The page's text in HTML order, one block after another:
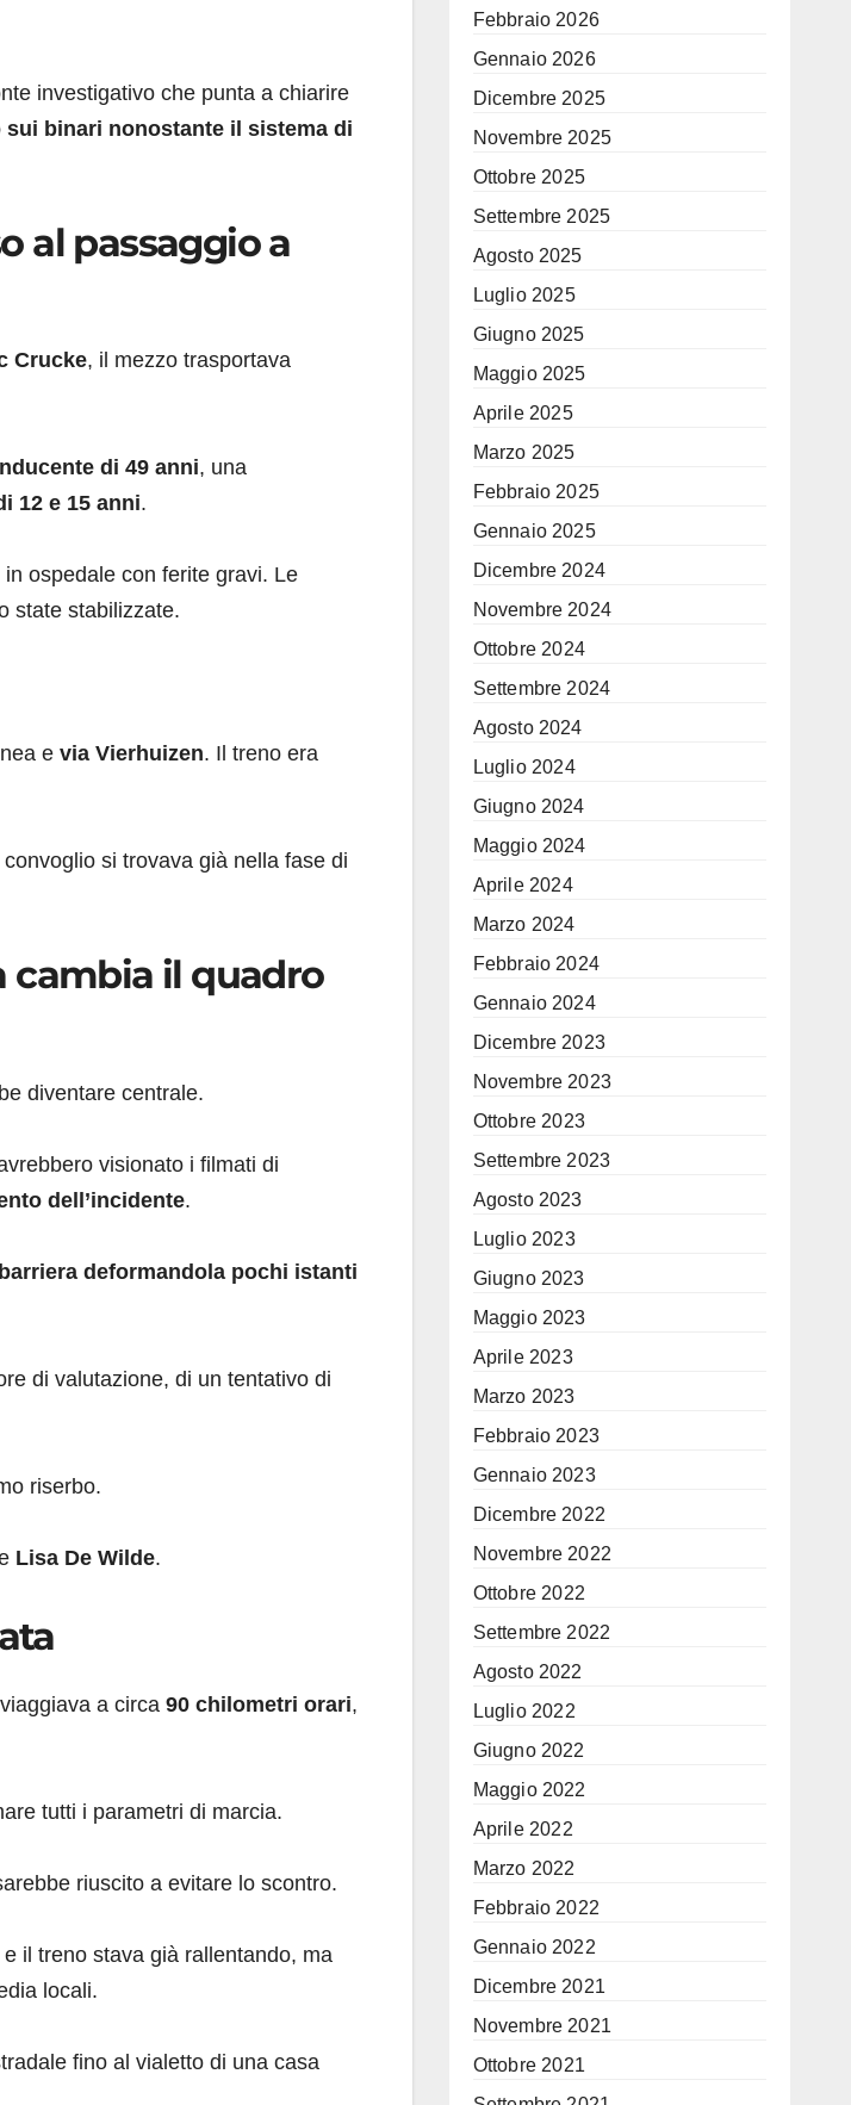
investigativo che punta a chiarire
binari nonostante il sistema di
al passaggio a
Crucke, il mezzo trasportava
di 49 anni, una
12 e 15 anni.
ospedale con ferite gravi. Le
state stabilizzate.
e via Vierhuizen. Il treno era
si trovava già nella fase di
cambia il quadro
diventare centrale.
visionato i filmati di
dell’incidente.
deformandola pochi istanti
di valutazione, di un tentativo di
riserbo.
Lisa De Wilde.
a circa 90 chilometri orari,
tutti i parametri di marcia.
riuscito a evitare lo scontro.
il treno stava già rallentando, ma
locali.
fino al vialetto di una casa
Febbraio 2026
Gennaio 2026
Dicembre 2025
Novembre 2025
Ottobre 2025
Settembre 2025
Agosto 2025
Luglio 2025
Giugno 2025
Maggio 2025
Aprile 2025
Marzo 2025
Febbraio 2025
Gennaio 2025
Dicembre 2024
Novembre 2024
Ottobre 2024
Settembre 2024
Agosto 2024
Luglio 2024
Giugno 2024
Maggio 2024
Aprile 2024
Marzo 2024
Febbraio 2024
Gennaio 2024
Dicembre 2023
Novembre 2023
Ottobre 2023
Settembre 2023
Agosto 2023
Luglio 2023
Giugno 2023
Maggio 2023
Aprile 2023
Marzo 2023
Febbraio 2023
Gennaio 2023
Dicembre 2022
Novembre 2022
Ottobre 2022
Settembre 2022
Agosto 2022
Luglio 2022
Giugno 2022
Maggio 2022
Aprile 2022
Marzo 2022
Febbraio 2022
Gennaio 2022
Dicembre 2021
Novembre 2021
Ottobre 2021